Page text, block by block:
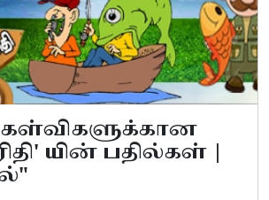
யின் பதில்கள் |